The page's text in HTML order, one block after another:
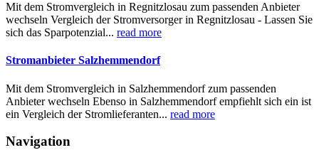
Mit dem Stromvergleich in Regnitzlosau zum passenden Anbieter
wechseln Vergleich der Stromversorger in Regnitzlosau - Lassen Sie
sich das Sparpotenzial... read more
Stromanbieter Salzhemmendorf
Mit dem Stromvergleich in Salzhemmendorf zum passenden
Anbieter wechseln Ebenso in Salzhemmendorf empfiehlt sich ein ist
ein Vergleich der Stromlieferanten... read more
Navigation